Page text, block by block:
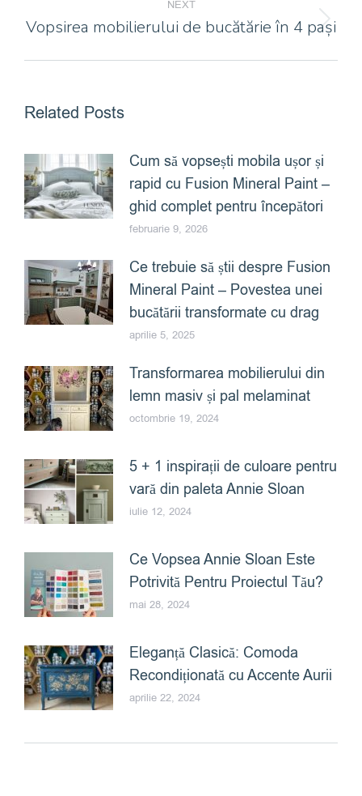
NEXT
Next
Vopsirea mobilierului de bucătărie în 4 pași
Related Posts
Cum să vopsești mobila ușor și
rapid cu Fusion Mineral Paint –
ghid complet pentru începători
februarie 9, 2026
Ce trebuie să știi despre Fusion
Mineral Paint – Povestea unei
bucătării transformate cu drag
aprilie 5, 2025
Transformarea mobilierului din
lemn masiv și pal melaminat
octombrie 19, 2024
5 + 1 inspirații de culoare pentru
vară din paleta Annie Sloan
iulie 12, 2024
Ce Vopsea Annie Sloan Este
Potrivită Pentru Proiectul Tău?
mai 28, 2024
Eleganță Clasică: Comoda
Recondiționată cu Accente Aurii
aprilie 22, 2024